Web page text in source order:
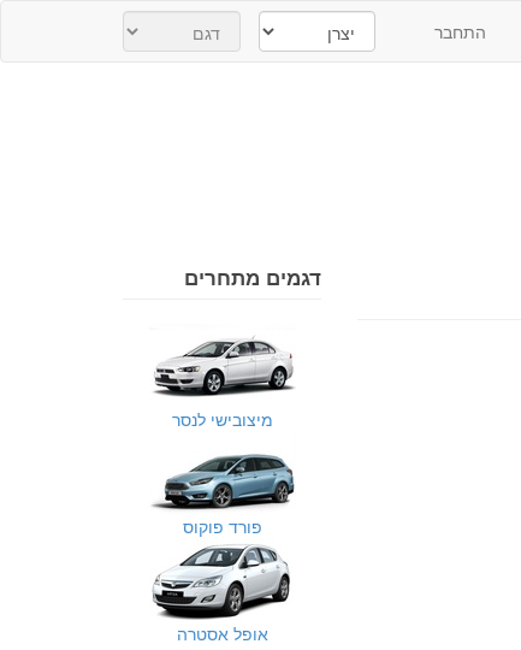
התחבר
דגמים מתחרים
מיצובישי לנסר
פורד פוקוס
אופל אסטרה